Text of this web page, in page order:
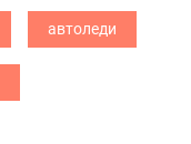
автоледи